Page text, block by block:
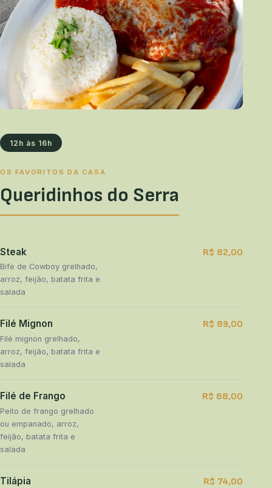
12h às 16h
OS FAVORITOS DA CASA
Queridinhos do Serra
Steak
Bife de Cowboy grelhado,
arroz, feijão, batata frita e
salada
R$ 82,00
Filé Mignon
Filé mignon grelhado,
arroz, feijão, batata frita e
salada
R$ 89,00
Filé de Frango
Peito de frango grelhado
ou empanado, arroz,
feijão, batata frita e
salada
R$ 68,00
Tilápia R$ 74,00